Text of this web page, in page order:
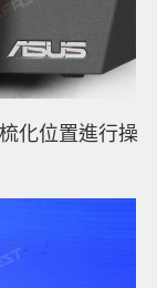
化位置進行操